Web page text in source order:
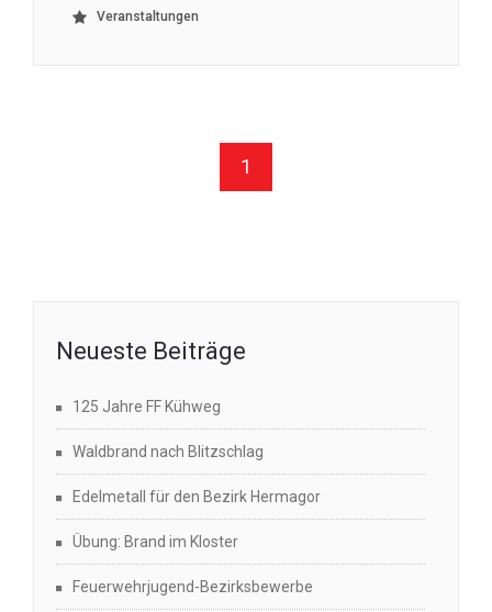
Veranstaltungen
1
Neueste Beiträge
125 Jahre FF Kühweg
Waldbrand nach Blitzschlag
Edelmetall für den Bezirk Hermagor
Übung: Brand im Kloster
Feuerwehrjugend-Bezirksbewerbe